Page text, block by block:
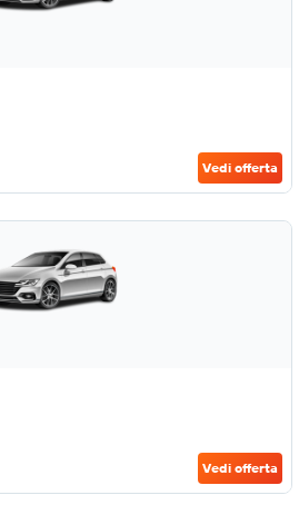
Vedi offerta
Vedi offerta